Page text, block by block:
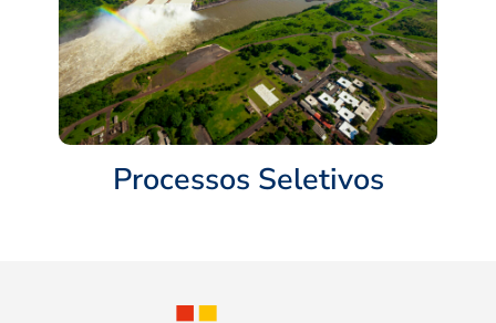
Processos Seletivos